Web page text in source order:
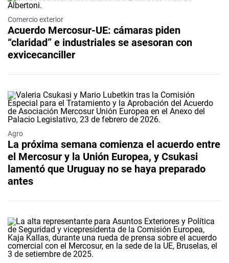
Comercio exterior
Acuerdo Mercosur-UE: cámaras piden
“claridad” e industriales se asesoran con
exvicecanciller
Agro
La próxima semana comienza el acuerdo entre
el Mercosur y la Unión Europea, y Csukasi
lamentó que Uruguay no se haya preparado
antes